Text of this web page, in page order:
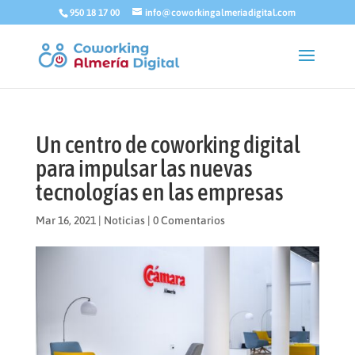
950 18 17 00 info@coworkingalmeriadigital.com
Un centro de coworking digital
para impulsar las nuevas
tecnologías en las empresas
Mar 16, 2021| Noticias| 0 Comentarios